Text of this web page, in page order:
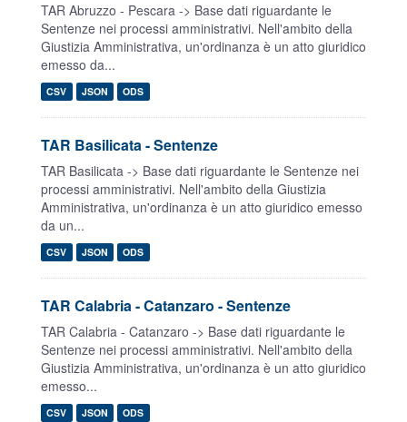
TAR Abruzzo - Pescara -> Base dati riguardante le
Sentenze nei processi amministrativi. Nell'ambito della
Giustizia Amministrativa, un'ordinanza è un atto giuridico
emesso da...
CSV JSON ODS
TAR Basilicata - Sentenze
TAR Basilicata -> Base dati riguardante le Sentenze nei
processi amministrativi. Nell'ambito della Giustizia
Amministrativa, un'ordinanza è un atto giuridico emesso
da un...
CSV JSON ODS
TAR Calabria - Catanzaro - Sentenze
TAR Calabria - Catanzaro -> Base dati riguardante le
Sentenze nei processi amministrativi. Nell'ambito della
Giustizia Amministrativa, un'ordinanza è un atto giuridico
emesso...
CSV JSON ODS